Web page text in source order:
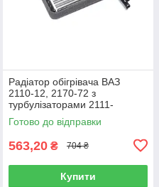
Радіатор обігрівача ВАЗ
2110-12, 2170-72 з
турбулізаторами 2111-
8101060t
Готово до відправки
563,20 ₴ 704 ₴
Купити